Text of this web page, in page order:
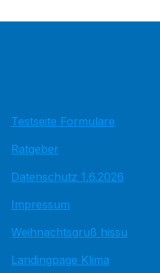
Testseite Formulare
Ratgeber
Datenschutz 1.6.2026
Impressum
Weihnachtsgruß hissu
Landingpage Klima